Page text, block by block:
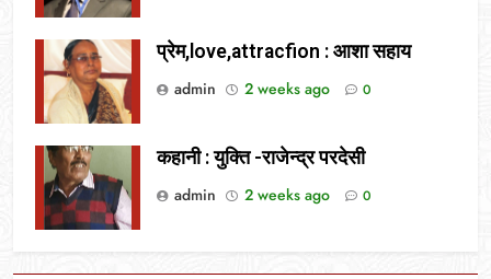
प्रेम,love,attracfion : आशा सहाय
admin
2 weeks ago 0
कहानी : युक्ति -राजेन्द्र परदेसी
admin
2 weeks ago 0